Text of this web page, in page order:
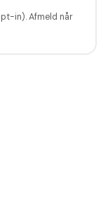
in). Afmeld når